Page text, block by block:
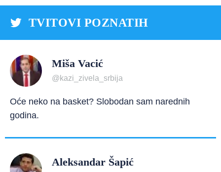
TVITOVI POZNATIH
Miša Vacić
@kazi_zivela_srbija
Oće neko na basket? Slobodan sam narednih
godina.
Aleksandar Šapić